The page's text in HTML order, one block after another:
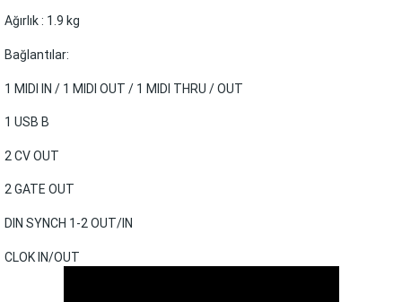
Ağırlık : 1.9 kg
Bağlantılar:
1 MIDI IN / 1 MIDI OUT / 1 MIDI THRU / OUT
1 USB B
2 CV OUT
2 GATE OUT
DIN SYNCH 1-2 OUT/IN
CLOK IN/OUT